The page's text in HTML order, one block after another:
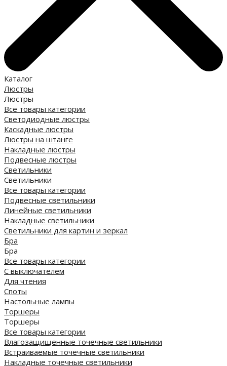
Каталог
Люстры
Люстры
Все товары категории
Светодиодные люстры
Каскадные люстры
Люстры на штанге
Накладные люстры
Подвесные люстры
Светильники
Светильники
Все товары категории
Подвесные светильники
Линейные светильники
Накладные светильники
Светильники для картин и зеркал
Бра
Бра
Все товары категории
С выключателем
Для чтения
Споты
Настольные лампы
Торшеры
Торшеры
Все товары категории
Влагозащищенные точечные светильники
Встраиваемые точечные светильники
Накладные точечные светильники